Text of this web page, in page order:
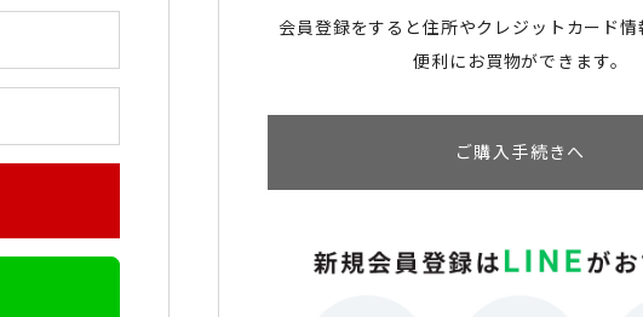
会員登録をすると住所やクレジットカード情
便利にお買物ができます。
ご購入手続きへ